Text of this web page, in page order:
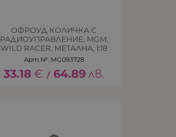
ОФРОУД КОЛИЧКА С
РАДИОУПРАВЛЕНИЕ, MGM,
WILD RACER, МЕТАЛНА, 1:18
Арт.№: MG093728
33.18 € / 64.89лв.